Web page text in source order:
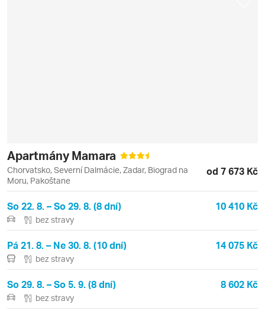
Apartmány Mamara
Chorvatsko, Severní Dalmácie, Zadar, Biograd na
Moru, Pakoštane
od 7 673 Kč
So 22. 8. – So 29. 8. (8 dní) 10 410 Kč
bez stravy
Pá 21. 8. – Ne 30. 8. (10 dní) 14 075 Kč
bez stravy
So 29. 8. – So 5. 9. (8 dní) 8 602 Kč
bez stravy